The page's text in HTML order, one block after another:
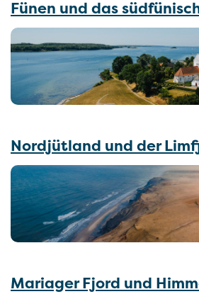
Fünen und das
Nordjütland und der
Mariager Fjord und